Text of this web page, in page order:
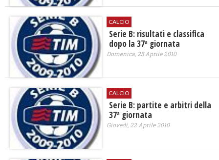
CALCIO
Serie B: risultati e classifica
dopo la 37ª giornata
Domenica, 25 Aprile 2010
CALCIO
Serie B: partite e arbitri della
37ª giornata
Giovedì, 22 Aprile 2010